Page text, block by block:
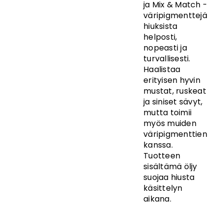
ja Mix & Match -
väripigmenttejä
hiuksista
helposti,
nopeasti ja
turvallisesti.
Haalistaa
erityisen hyvin
mustat, ruskeat
ja siniset sävyt,
mutta toimii
myös muiden
väripigmenttien
kanssa.
Tuotteen
sisältämä öljy
suojaa hiusta
käsittelyn
aikana.